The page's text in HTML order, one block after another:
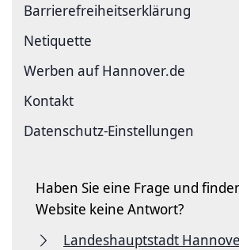
Barriere­freiheits­erklärung
Netiquette
Werben auf Hannover.de
Kontakt
Datenschutz-Einstellungen
Haben Sie eine Frage und
Website keine Antwort?
Landeshauptstadt